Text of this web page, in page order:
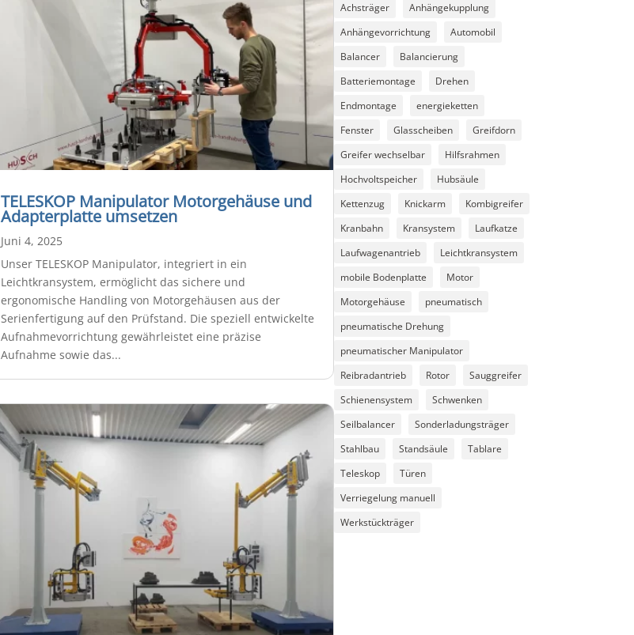
TELESKOP Manipulator Motorgehäuse und
Adapterplatte umsetzen
Juni 4, 2025
Unser TELESKOP Manipulator, integriert in ein
Leichtkransystem, ermöglicht das sichere und
ergonomische Handling von Motorgehäusen aus der
Serienfertigung auf den Prüfstand. Die speziell entwickelte
Aufnahmevorrichtung gewährleistet eine präzise
Aufnahme sowie das...
Achsträger
Anhängekupplung
Anhängevorrichtung
Automobil
Balancer
Balancierung
Batteriemontage
Drehen
Endmontage
energieketten
Fenster
Glasscheiben
Greifdorn
Greifer wechselbar
Hilfsrahmen
Hochvoltspeicher
Hubsäule
Kettenzug
Knickarm
Kombigreifer
Kranbahn
Kransystem
Laufkatze
Laufwagenantrieb
Leichtkransystem
mobile Bodenplatte
Motor
Motorgehäuse
pneumatisch
pneumatische Drehung
pneumatischer Manipulator
Reibradantrieb
Rotor
Sauggreifer
Schienensystem
Schwenken
Seilbalancer
Sonderladungsträger
Stahlbau
Standsäule
Tablare
Teleskop
Türen
Verriegelung manuell
Werkstückträger